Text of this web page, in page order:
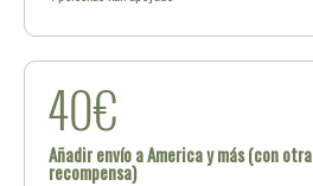
40€
Añadir envío a America y más (con otra
recompensa)